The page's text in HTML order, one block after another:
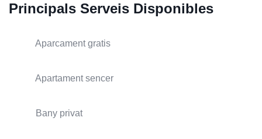
Principals Serveis Disponibles
Aparcament gratis
Apartament sencer
Bany privat